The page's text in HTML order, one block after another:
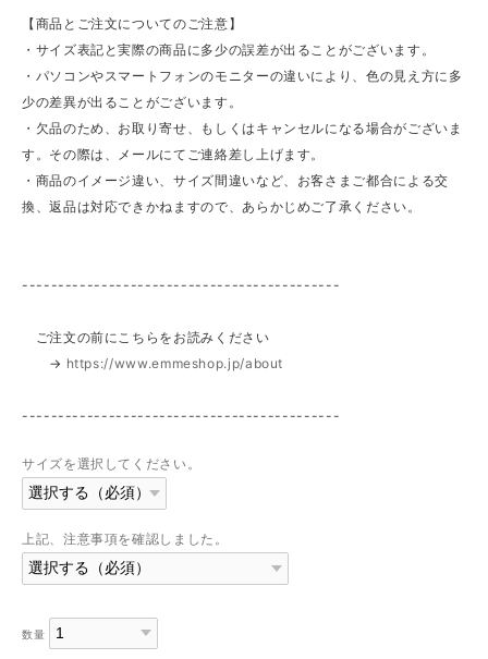
【商品とご注文についてのご注意】
・サイズ表記と実際の商品に多少の誤差が出ることがございます。
・パソコンやスマートフォンのモニターの違いにより、色の見え方に多
少の差異が出ることがございます。
・欠品のため、お取り寄せ、もしくはキャンセルになる場合がございま
す。その際は、メールにてご連絡差し上げます。
・商品のイメージ違い、サイズ間違いなど、お客さまご都合による交
換、返品は対応できかねますので、あらかじめご了承ください。
--------------------------------------------
ご注文の前にこちらをお読みください
→ https://www.emmeshop.jp/about
--------------------------------------------
サイズを選択してください。
上記、注意事項を確認しました。
数量